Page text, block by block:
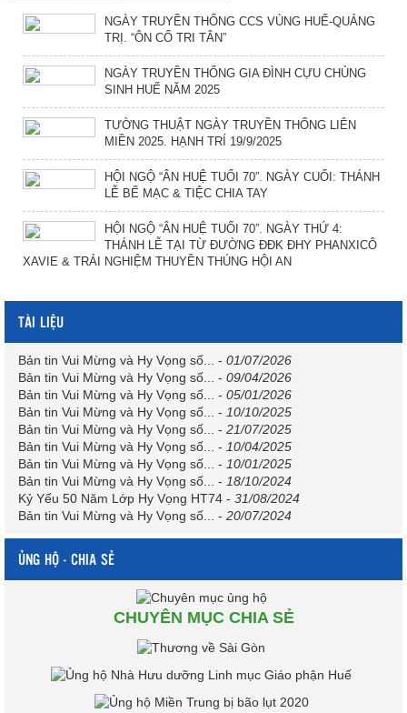
NGÀY TRUYỀN THỐNG CCS VÙNG HUẾ-QUẢNG
TRỊ. “ÔN CỐ TRI TÂN”
NGÀY TRUYỀN THỐNG GIA ĐÌNH CỰU CHỦNG
SINH HUẾ NĂM 2025
TƯỜNG THUẬT NGÀY TRUYỀN THỐNG LIÊN
MIỀN 2025. HẠNH TRÍ 19/9/2025
HỘI NGỘ “ÂN HUỆ TUỔI 70”. NGÀY CUỐI: THÁNH
LỄ BẾ MẠC & TIỆC CHIA TAY
HỘI NGỘ “ÂN HUỆ TUỔI 70”. NGÀY THỨ 4:
THÁNH LỄ TẠI TỪ ĐƯỜNG ĐĐK ĐHY PHANXICÔ
XAVIE & TRẢI NGHIỆM THUYỀN THÚNG HỘI AN
TÀI LIỆU
Bản tin Vui Mừng và Hy Vọng số... - 01/07/2026
Bản tin Vui Mừng và Hy Vọng số...
- 09/04/2026
Bản tin Vui Mừng và Hy Vọng số...
- 05/01/2026
Bản tin Vui Mừng và Hy Vọng số...
- 10/10/2025
Bản tin Vui Mừng và Hy Vọng số...
- 21/07/2025
Bản tin Vui Mừng và Hy Vọng số...
- 10/04/2025
Bản tin Vui Mừng và Hy Vọng số...
- 10/01/2025
Bản tin Vui Mừng và Hy Vọng số...
- 18/10/2024
Kỷ Yếu 50 Năm Lớp Hy Vọng HT74 - 31/08/2024
Bản tin Vui Mừng và Hy Vọng số...
- 20/07/2024
ỦNG HỘ - CHIA SẺ
CHUYÊN MỤC CHIA SẺ